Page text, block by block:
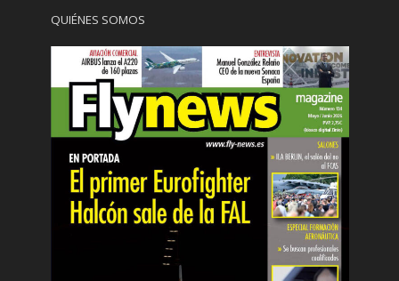
QUIÉNES SOMOS